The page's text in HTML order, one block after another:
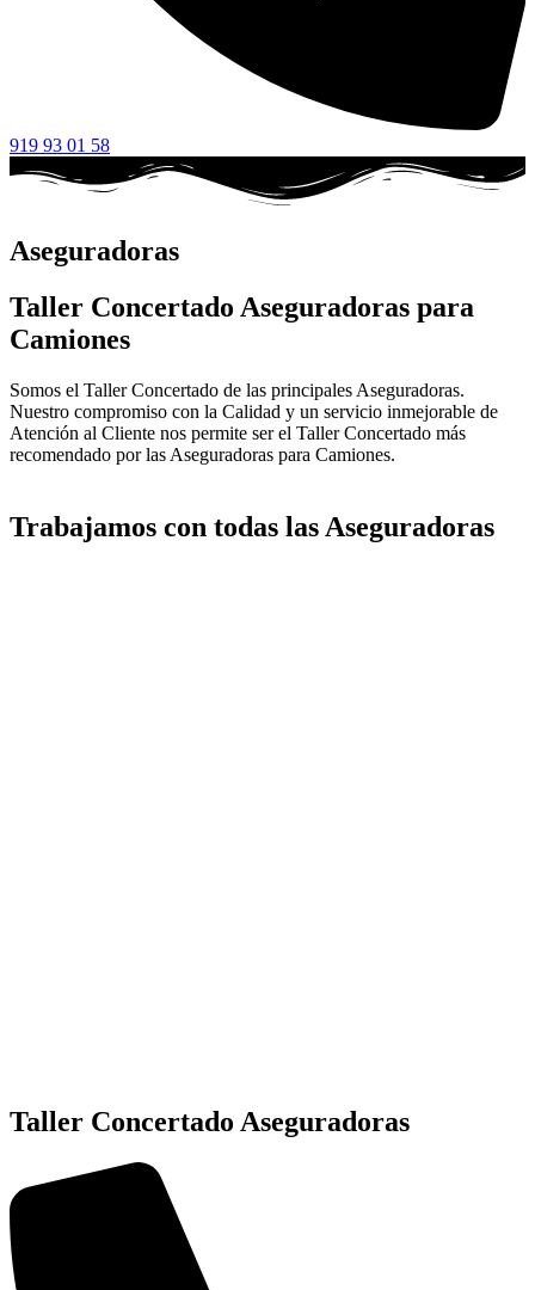
919 93 01 58
Aseguradoras
Taller Concertado Aseguradoras para
Camiones
Somos el Taller Concertado de las principales Aseguradoras.
Nuestro compromiso con la Calidad y un servicio inmejorable de
Atención al Cliente nos permite ser el Taller Concertado más
recomendado por las Aseguradoras para Camiones.
Trabajamos con todas las Aseguradoras
Taller Concertado Aseguradoras